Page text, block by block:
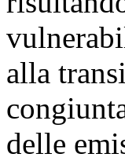
alla
delle